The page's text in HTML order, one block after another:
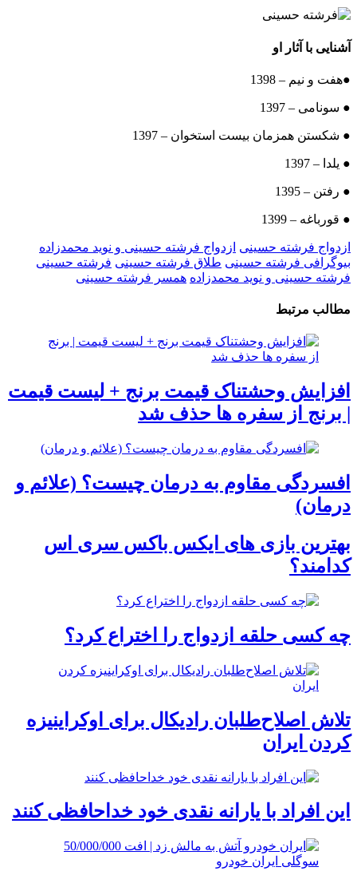
آشنایی با آثار او
●هفت و نیم – 1398
● سونامی – 1397
● شکستن همزمان بیست استخوان – 1397
● یلدا – 1397
● رفتن – 1395
● قورباغه – 1399
ازدواج فرشته حسینی ازدواج فرشته حسینی و نوید محمدزاده
بیوگرافی فرشته حسینی طلاق فرشته حسینی فرشته حسینی
فرشته حسینی و نوید محمدزاده همسر فرشته حسینی
مطالب مرتبط
افزایش وحشتناک قیمت برنج + لیست قیمت
| برنج از سفره ها حذف شد
افسردگی مقاوم به درمان چیست؟ (علائم و
درمان)
بهترین بازی های ایکس باکس سری اس
کدامند؟
چه کسی حلقه‌ ازدواج را اختراع کرد؟
تلاش اصلاح‌طلبان رادیکال برای اوکراینیزه
کردن ایران
این افراد با یارانه نقدی خود خداحافظی کنند